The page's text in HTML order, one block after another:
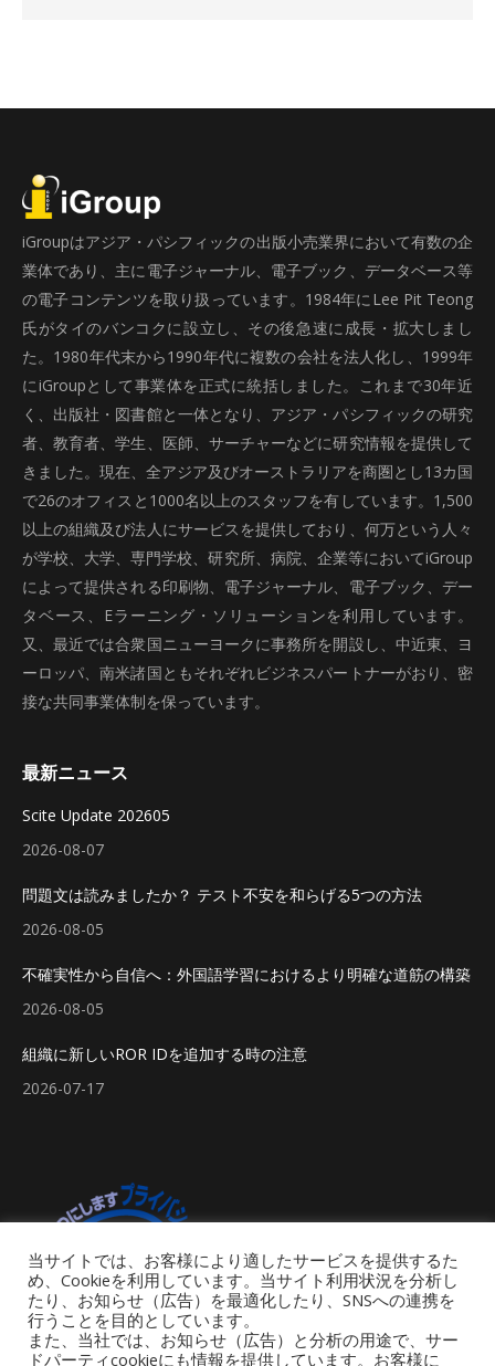
iGroupはアジア・パシフィックの出版小売業界において有数の企
業体であり、主に電子ジャーナル、電子ブック、データベース等
の電子コンテンツを取り扱っています。1984年にLee Pit Teong
氏がタイのバンコクに設立し、その後急速に成長・拡大しまし
た。1980年代末から1990年代に複数の会社を法人化し、1999年
にiGroupとして事業体を正式に統括しました。これまで30年近
く、出版社・図書館と一体となり、アジア・パシフィックの研究
者、教育者、学生、医師、サーチャーなどに研究情報を提供して
きました。現在、全アジア及びオーストラリアを商圏とし13カ国
で26のオフィスと1000名以上のスタッフを有しています。1,500
以上の組織及び法人にサービスを提供しており、何万という人々
が学校、大学、専門学校、研究所、病院、企業等においてiGroup
によって提供される印刷物、電子ジャーナル、電子ブック、デー
タベース、Eラーニング・ソリューションを利用しています。
又、最近では合衆国ニューヨークに事務所を開設し、中近東、ヨ
ーロッパ、南米諸国ともそれぞれビジネスパートナーがおり、密
接な共同事業体制を保っています。
最新ニュース
Scite Update 202605
2026-08-07
問題文は読みましたか？ テスト不安を和らげる5つの方法
2026-08-05
不確実性から自信へ：外国語学習におけるより明確な道筋の構築
2026-08-05
組織に新しいROR IDを追加する時の注意
2026-07-17
当サイトでは、お客様により適したサービスを提供するた
め、Cookieを利用しています。当サイト利用状況を分析し
たり、お知らせ（広告）を最適化したり、SNSへの連携を
行うことを目的としています。
また、当社では、お知らせ（広告）と分析の用途で、サー
ドパーティcookieにも情報を提供しています。お客様に